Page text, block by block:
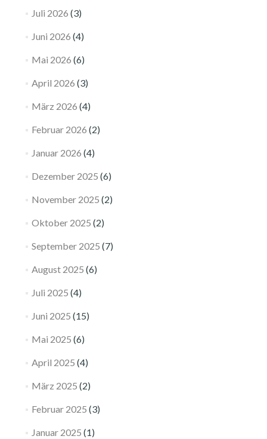
Juli 2026 (3)
Juni 2026 (4)
Mai 2026 (6)
April 2026 (3)
März 2026 (4)
Februar 2026 (2)
Januar 2026 (4)
Dezember 2025 (6)
November 2025 (2)
Oktober 2025 (2)
September 2025 (7)
August 2025 (6)
Juli 2025 (4)
Juni 2025 (15)
Mai 2025 (6)
April 2025 (4)
März 2025 (2)
Februar 2025 (3)
Januar 2025 (1)